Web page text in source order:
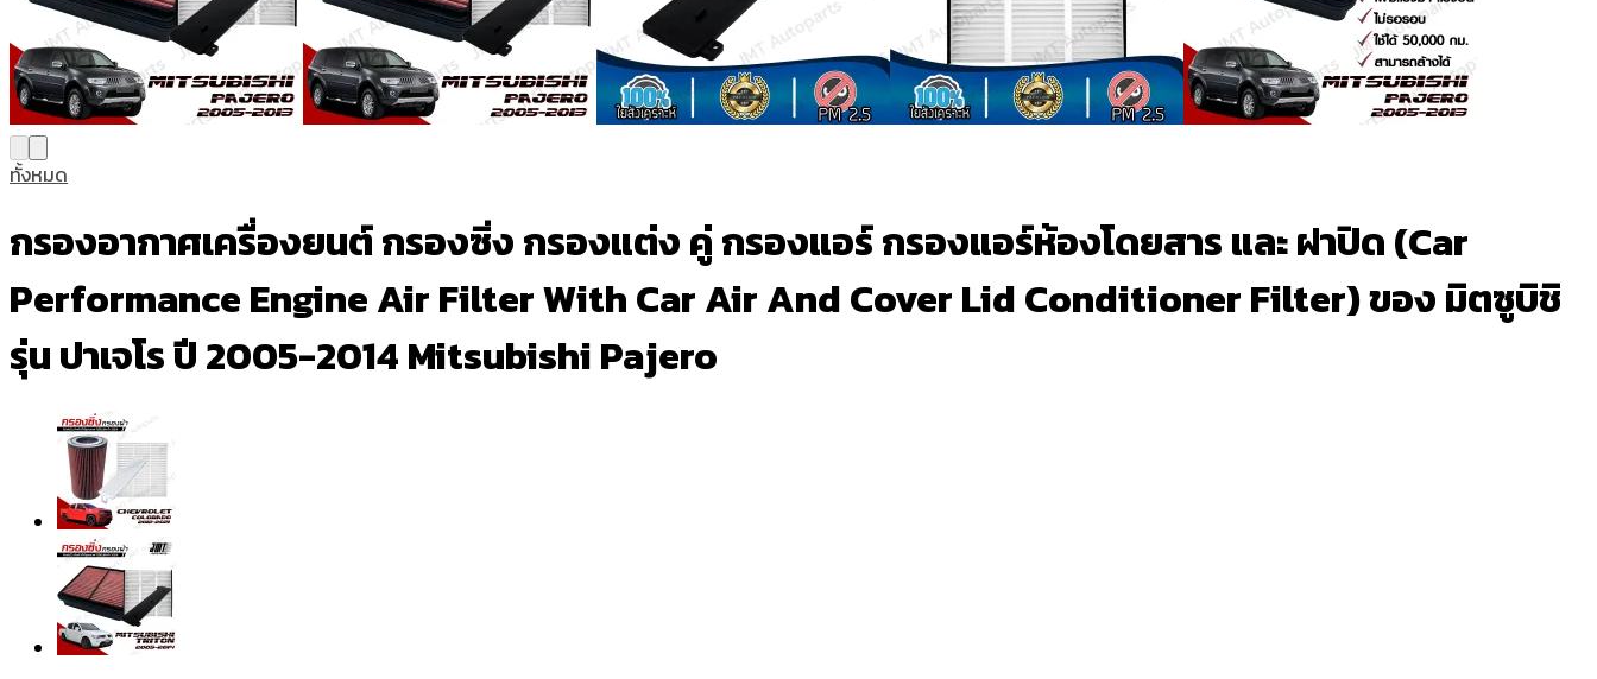
ทั้งหมด
กรองอากาศเครื่องยนต์ กรองซิ่ง กรองแต่ง คู่ กรองแอร์ กรองแอร์ห้องโดยสาร และ ฝาปิด (Car
Performance Engine Air Filter With Car Air And Cover Lid Conditioner Filter) ของ มิตซูบิชิ
รุ่น ปาเจโร ปี 2005-2014 Mitsubishi Pajero